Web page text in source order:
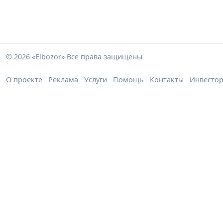
© 2026 «Elbozor» Все права защищены
О проекте Реклама Услуги Помощь Контакты